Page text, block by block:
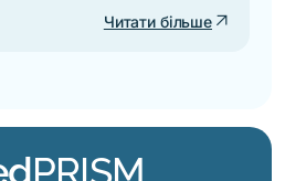
Читати більше arrow_outward
PRISM